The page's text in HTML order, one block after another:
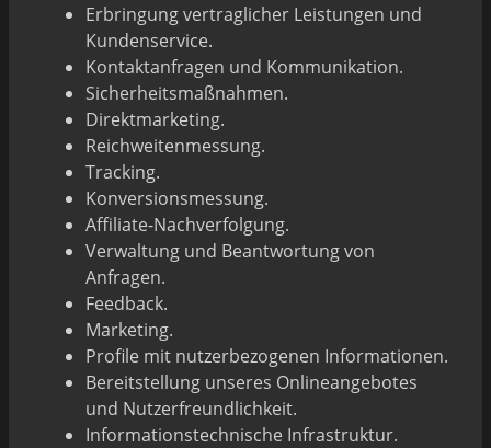
Erbringung vertraglicher Leistungen und
Kundenservice.
Kontaktanfragen und Kommunikation.
Sicherheitsmaßnahmen.
Direktmarketing.
Reichweitenmessung.
Tracking.
Konversionsmessung.
Affiliate-Nachverfolgung.
Verwaltung und Beantwortung von
Anfragen.
Feedback.
Marketing.
Profile mit nutzerbezogenen Informationen.
Bereitstellung unseres Onlineangebotes
und Nutzerfreundlichkeit.
Informationstechnische Infrastruktur.